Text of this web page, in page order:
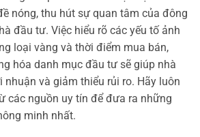
nóng, thu hút sự quan tâm của đông
đầu tư. Việc hiểu rõ các yếu tố ảnh
loại vàng và thời điểm mua bán,
hóa danh mục đầu tư sẽ giúp nhà
và giảm thiểu rủi ro. Hãy luôn
các nguồn uy tín để đưa ra những
minh nhất.